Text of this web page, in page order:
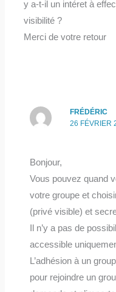
y a-t-il un intéret à
visibilité ?
Merci de votre retour
FRÉDÉRIC
26 FÉVRIER
Bonjour,
Vous pouvez quand
votre groupe et
(privé visible) et
Il n’y a pas de
accessible
L’adhésion à un
pour rejoindre un